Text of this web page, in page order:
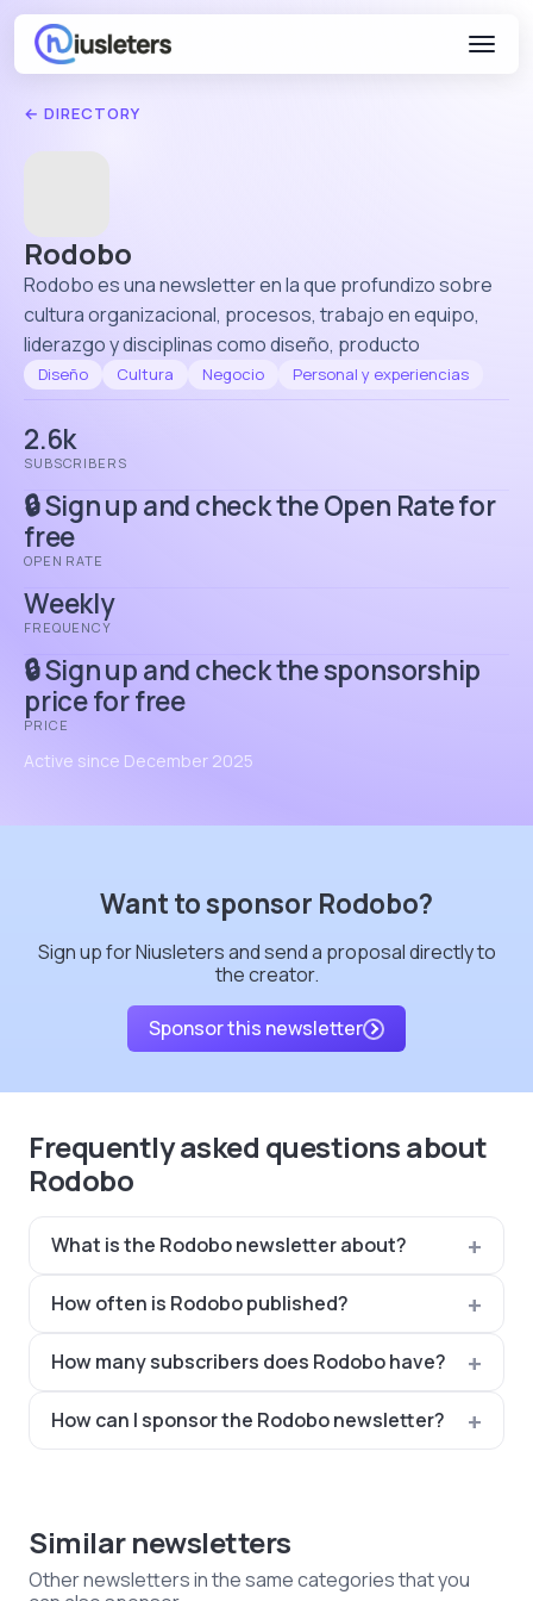
← DIRECTORY
Rodobo
Rodobo es una newsletter en la que profundizo sobre
cultura organizacional, procesos, trabajo en equipo,
liderazgo y disciplinas como diseño, producto
Diseño Cultura Negocio Personal y experiencias
2.6k
SUBSCRIBERS
🔒 Sign up and check the Open Rate for
free
OPEN RATE
Weekly
FREQUENCY
🔒 Sign up and check the sponsorship
price for free
PRICE
Active since December 2025
Want to sponsor Rodobo?
Sign up for Niusleters and send a proposal directly to
the creator.
Sponsor this newsletter
Frequently asked questions about
Rodobo
What is the Rodobo newsletter about?
How often is Rodobo published?
How many subscribers does Rodobo have?
How can I sponsor the Rodobo newsletter?
Similar newsletters
Other newsletters in the same categories that you